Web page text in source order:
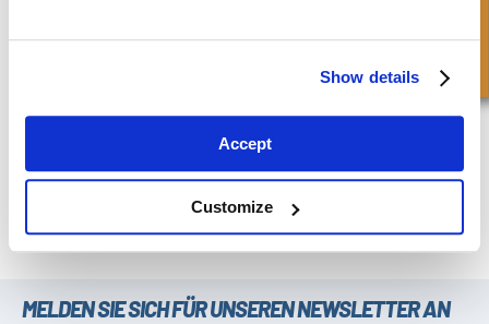
Show details
Accept
Customize
Fluidanschlussdichtung - DIN3869
MELDEN SIE SICH FÜR UNSEREN NEWSLETTER AN